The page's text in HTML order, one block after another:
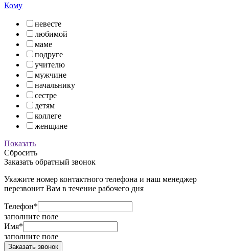
Кому
невесте
любимой
маме
подруге
учителю
мужчине
начальнику
сестре
детям
коллеге
женщине
Показать
Сбросить
Заказать обратный звонок
Укажите номер контактного телефона и наш менеджер
перезвонит Вам в течение рабочего дня
Телефон*
заполните поле
Имя*
заполните поле